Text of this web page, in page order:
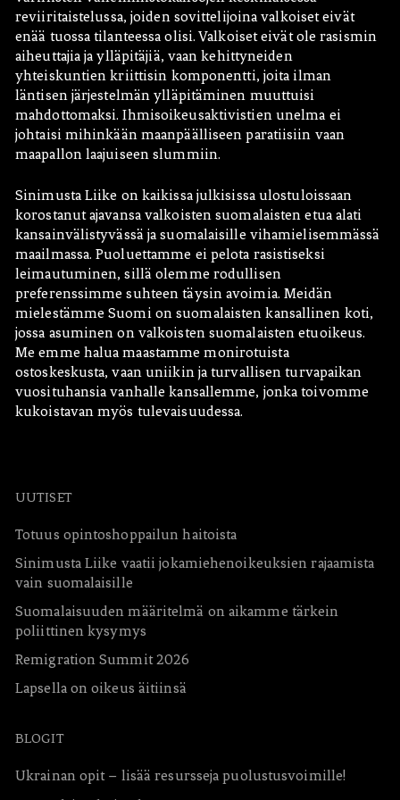
reviiritaistelussa, joiden sovittelijoina valkoiset eivät
enää tuossa tilanteessa olisi. Valkoiset eivät ole rasismin
aiheuttajia ja ylläpitäjiä, vaan kehittyneiden
yhteiskuntien kriittisin komponentti, joita ilman
läntisen järjestelmän ylläpitäminen muuttuisi
mahdottomaksi. Ihmisoikeusaktivistien unelma ei
johtaisi mihinkään maanpäälliseen paratiisiin vaan
maapallon laajuiseen slummiin.
Sinimusta Liike on kaikissa julkisissa ulostuloissaan
korostanut ajavansa valkoisten suomalaisten etua alati
kansainvälistyvässä ja suomalaisille vihamielisemmässä
maailmassa. Puoluettamme ei pelota rasistiseksi
leimautuminen, sillä olemme rodullisen
preferenssimme suhteen täysin avoimia. Meidän
mielestämme Suomi on suomalaisten kansallinen koti,
jossa asuminen on valkoisten suomalaisten etuoikeus.
Me emme halua maastamme monirotuista
ostoskeskusta, vaan uniikin ja turvallisen turvapaikan
vuosituhansia vanhalle kansallemme, jonka toivomme
kukoistavan myös tulevaisuudessa.
UUTISET
Totuus opintoshoppailun haitoista
Sinimusta Liike vaatii jokamiehenoikeuksien rajaamista
vain suomalaisille
Suomalaisuuden määritelmä on aikamme tärkein
poliittinen kysymys
Remigration Summit 2026
Lapsella on oikeus äitiinsä
BLOGIT
Ukrainan opit – lisää resursseja puolustusvoimille!